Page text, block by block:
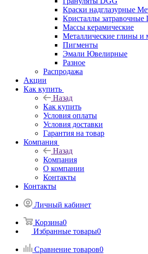
Краски надглазурные
Кристаллы затравочные
Массы керамические
Металлические глины и
Пигменты
Эмали Ювелирные
Разное
Распродажа
Акции
Как купить
Назад
Как купить
Условия оплаты
Условия доставки
Гарантия на товар
Компания
Назад
Компания
О компании
Контакты
Контакты
Личный кабинет
Корзина0
Избранные товары0
Сравнение товаров0